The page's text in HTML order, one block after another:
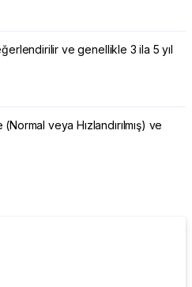
ve genellikle 3 ila 5 yıl
veya Hızlandırılmış) ve